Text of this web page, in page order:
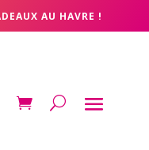
AU HAVRE !